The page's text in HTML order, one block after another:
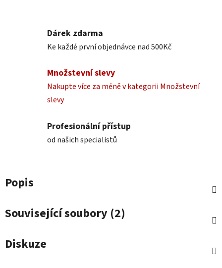
Dárek zdarma
Ke každé první objednávce nad 500Kč
Množstevní slevy
Nakupte více za méně v kategorii Množstevní
slevy
Profesionální přístup
od našich specialistů
Popis
Související soubory (2)
Diskuze